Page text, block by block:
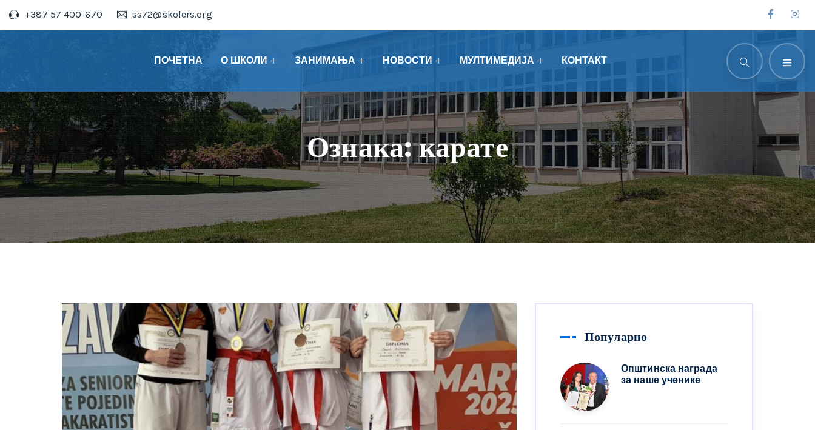
+387 57 400-670 ss72@skolers.org
ПОЧЕТНА О ШКОЛИ ЗАНИМАЊА НОВОСТИ МУЛТИМЕДИЈА КОНТАКТ
Ознака:карате
Популарно
Општинска награда
за наше ученике